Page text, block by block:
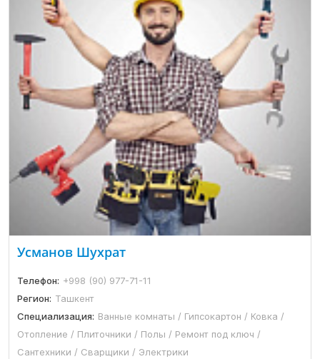
Усманов Шухрат
Телефон: +998 (90) 977-71-11
Регион: Ташкент
Специализация: Ванные комнаты / Гипсокартон / Ковка /
Отопление / Плиточники / Полы / Ремонт под ключ /
Сантехники / Сварщики / Электрики